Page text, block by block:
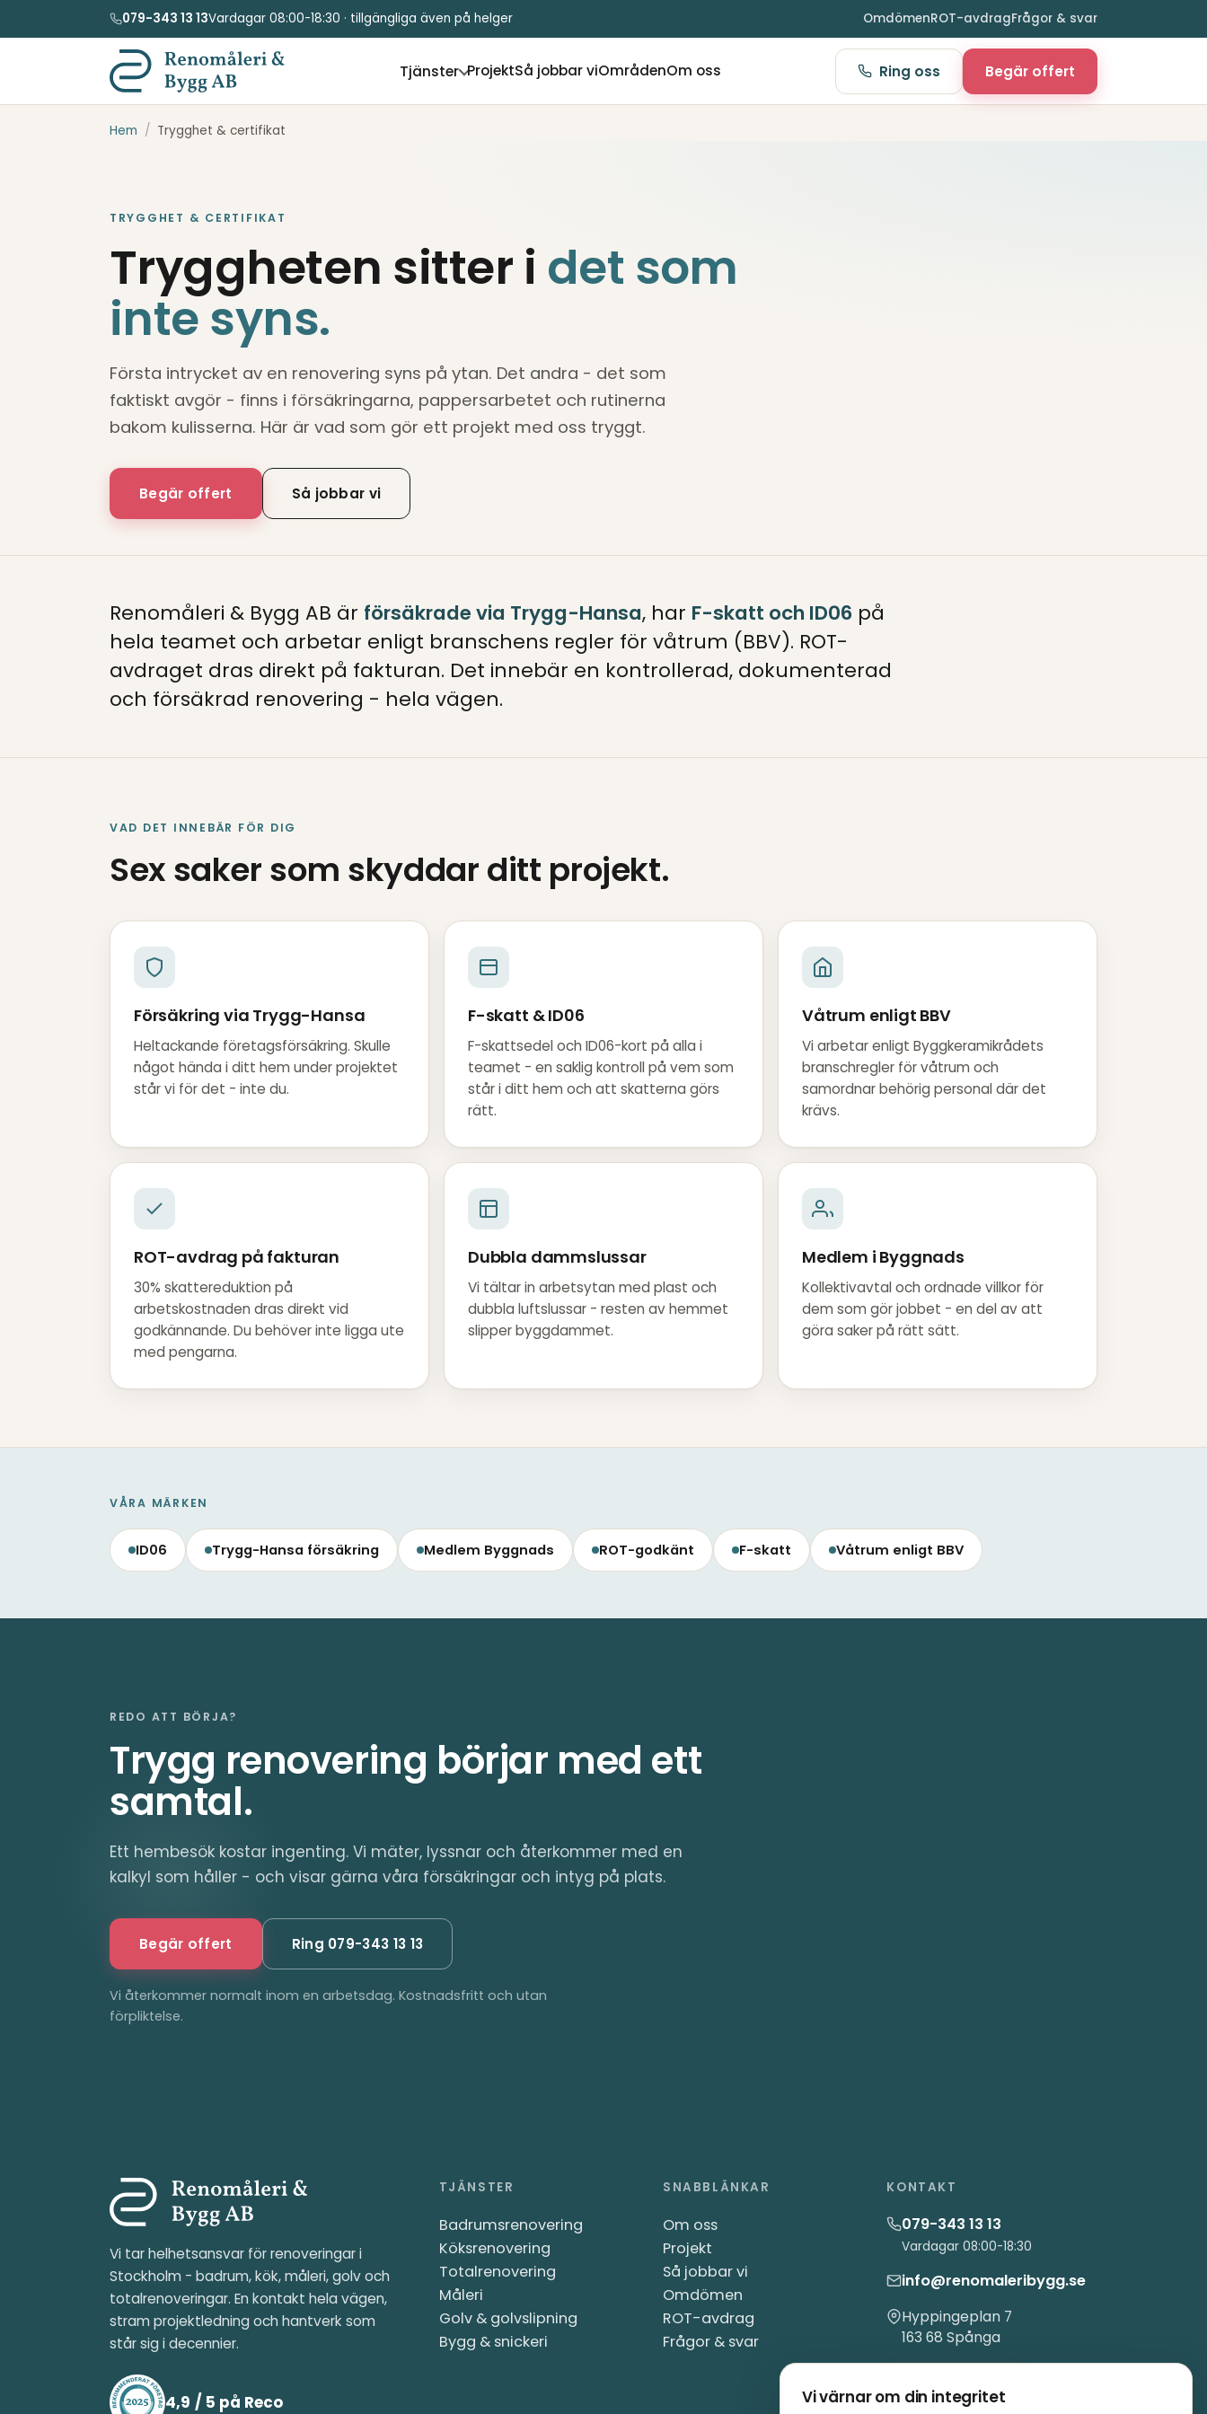
079-343 13 13Vardagar 08:00-18:30 · tillgängliga även på helger OmdömenROT-avdragFrågor & svar
Tjänster ProjektSå jobbar viOmrådenOm oss Ring oss Begär offert
Hem / Trygghet & certifikat
TRYGGHET & CERTIFIKAT
Tryggheten sitter i det som
inte syns.
Första intrycket av en renovering syns på ytan. Det andra - det som
faktiskt avgör - finns i försäkringarna, pappersarbetet och rutinerna
bakom kulisserna. Här är vad som gör ett projekt med oss tryggt.
Begär offert Så jobbar vi
Renomåleri & Bygg AB är försäkrade via Trygg-Hansa, har F-skatt och ID06 på
hela teamet och arbetar enligt branschens regler för våtrum (BBV). ROT-
avdraget dras direkt på fakturan. Det innebär en kontrollerad, dokumenterad
och försäkrad renovering - hela vägen.
VAD DET INNEBÄR FÖR DIG
Sex saker som skyddar ditt projekt.
Försäkring via Trygg-Hansa
Heltackande företagsförsäkring. Skulle
något hända i ditt hem under projektet
står vi för det - inte du.
F-skatt & ID06
F-skattsedel och ID06-kort på alla i
teamet - en saklig kontroll på vem som
står i ditt hem och att skatterna görs
rätt.
Våtrum enligt BBV
Vi arbetar enligt Byggkeramikrådets
branschregler för våtrum och
samordnar behörig personal där det
krävs.
ROT-avdrag på fakturan
30% skattereduktion på
arbetskostnaden dras direkt vid
godkännande. Du behöver inte ligga ute
med pengarna.
Dubbla dammslussar
Vi tältar in arbetsytan med plast och
dubbla luftslussar - resten av hemmet
slipper byggdammet.
Medlem i Byggnads
Kollektivavtal och ordnade villkor för
dem som gör jobbet - en del av att
göra saker på rätt sätt.
VÅRA MÄRKEN
ID06 Trygg-Hansa försäkring Medlem Byggnads ROT-godkänt F-skatt Våtrum enligt BBV
REDO ATT BÖRJA?
Trygg renovering börjar med ett
samtal.
Ett hembesök kostar ingenting. Vi mäter, lyssnar och återkommer med en
kalkyl som håller - och visar gärna våra försäkringar och intyg på plats.
Begär offert Ring 079-343 13 13
Vi återkommer normalt inom en arbetsdag. Kostnadsfritt och utan
förpliktelse.
Vi tar helhetsansvar för renoveringar i
Stockholm - badrum, kök, måleri, golv och
totalrenoveringar. En kontakt hela vägen,
stram projektledning och hantverk som
står sig i decennier.
4,9 / 5 på Reco
TJÄNSTER
Badrumsrenovering
Köksrenovering
Totalrenovering
Måleri
Golv & golvslipning
Bygg & snickeri
SNABBLÄNKAR
Om oss
Projekt
Så jobbar vi
Omdömen
ROT-avdrag
Frågor & svar
KONTAKT
079-343 13 13
Vardagar 08:00-18:30
info@renomaleribygg.se
Hyppingeplan 7
163 68 Spånga
Begär offert
Vi värnar om din integritet